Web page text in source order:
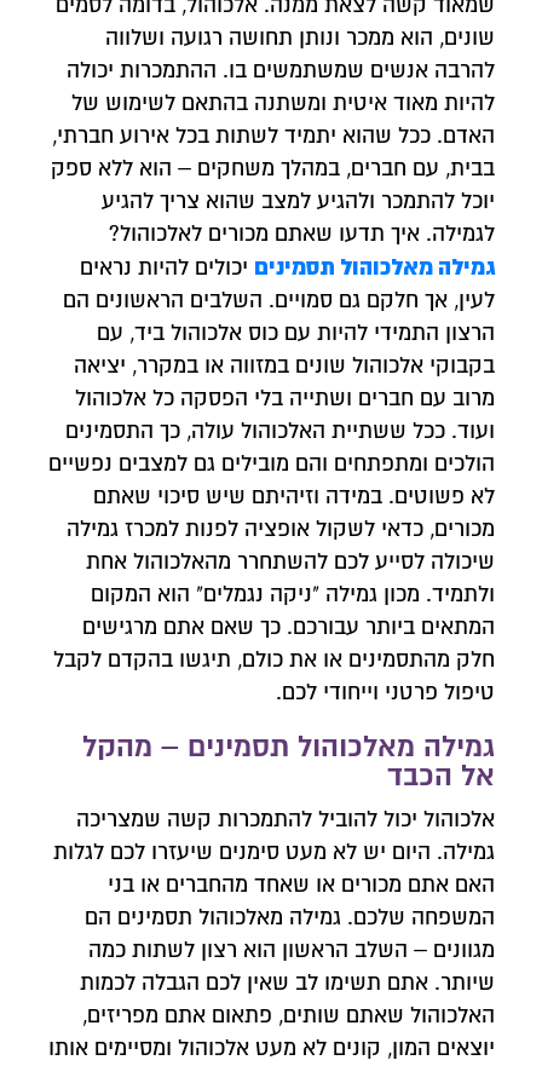
שונים, הוא ממכר ונותן תחושה רגועה ושלווה
להרבה אנשים שמשתמשים בו. ההתמכרות יכולה
להיות מאוד איטית ומשתנה בהתאם לשימוש של
האדם. ככל שהוא יתמיד לשתות בכל אירוע חברתי,
בבית, עם חברים, במהלך משחקים – הוא ללא ספק
יוכל להתמכר ולהגיע למצב שהוא צריך להגיע
לגמילה. איך תדעו שאתם מכורים לאלכוהול?
גמילה מאלכוהול תסמינים יכולים להיות נראים
לעין, אך חלקם גם סמויים. השלבים הראשונים הם
הרצון התמידי להיות עם כוס אלכוהול ביד, עם
בקבוקי אלכוהול שונים במזווה או במקרר, יציאה
מרוב עם חברים ושתייה בלי הפסקה כל אלכוהול
ועוד. ככל ששתיית האלכוהול עולה, כך התסמינים
הולכים ומתפתחים והם מובילים גם למצבים נפשיים
לא פשוטים. במידה וזיהיתם שיש סיכוי שאתם
מכורים, כדאי לשקול אופציה לפנות למכרז גמילה
שיכולה לסייע לכם להשתחרר מהאלכוהול אחת
ולתמיד. מכון גמילה "ניקה נגמלים" הוא המקום
המתאים ביותר עבורכם. כך שאם אתם מרגישים
חלק מהתסמינים או את כולם, תיגשו בהקדם לקבל
טיפול פרטני וייחודי לכם.
גמילה מאלכוהול תסמינים – מהקל
אל הכבד
אלכוהול יכול להוביל להתמכרות קשה שמצריכה
גמילה. היום יש לא מעט סימנים שיעזרו לכם לגלות
האם אתם מכורים או שאחד מהחברים או בני
המשפחה שלכם. גמילה מאלכוהול תסמינים הם
מגוונים – השלב הראשון הוא רצון לשתות כמה
שיותר. אתם תשימו לב שאין לכם הגבלה לכמות
האלכוהול שאתם שותים, פתאום אתם מפריזים,
יוצאים המון, קונים לא מעט אלכוהול ומסיימים אותו